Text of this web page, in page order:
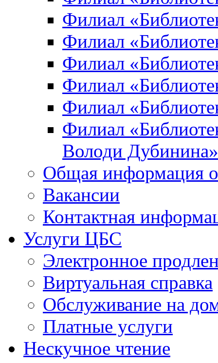
Филиал
Филиал
Филиал
Филиал
Филиал
Филиал
Володи Дубинина»
Общая информация
Вакансии
Контактная
Услуги ЦБС
Электронное
Виртуальная справка
Обслуживание на
Платные услуги
Нескучное чтение